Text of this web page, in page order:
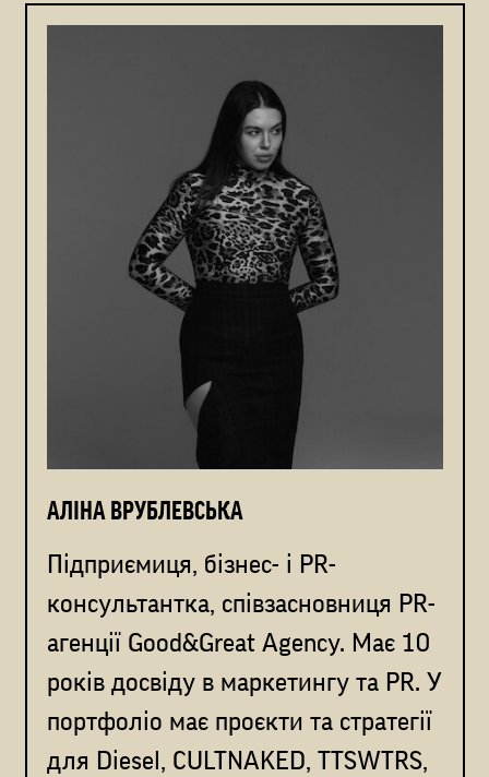
АЛІНА ВРУБЛЕВСЬКА
Підприємиця, бізнес- і PR-
консультантка, співзасновниця PR-
агенції Good&Great Agency. Має 10
років досвіду в маркетингу та PR. У
портфоліо має проєкти та стратегії
для Diesel, CULTNAKED, TTSWTRS,